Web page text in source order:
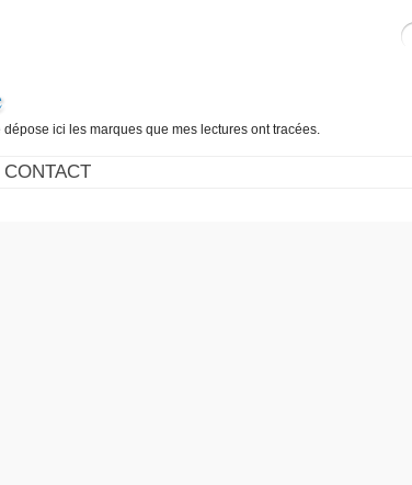
ici les marques que mes lectures ont tracées.
CONTACT